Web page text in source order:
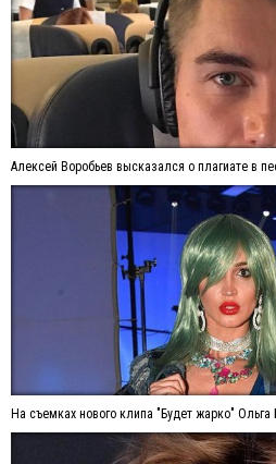
Алексей Воробьев высказался о плагиате в
На съемках нового клипа "Будет жарко" Ольга